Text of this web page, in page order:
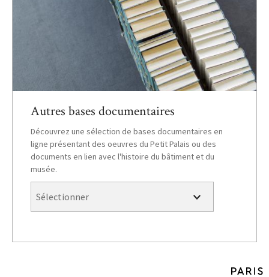
Autres bases documentaires
Découvrez une sélection de bases documentaires en
ligne présentant des oeuvres du Petit Palais ou des
documents en lien avec l'histoire du bâtiment et du
musée.